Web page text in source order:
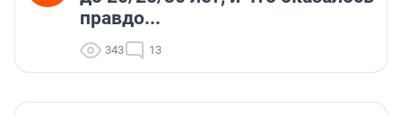
правдо...
343 13